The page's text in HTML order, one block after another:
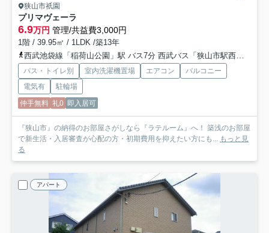
狭山市祇園
プリマヴェーラ
6.9万円 管理/共益費3,000円
1階 / 39.95㎡ / 1LDK /築13年
西武池袋線「稲荷山公園」駅 バス7分 西武バス「狭山市駅西口」 停歩10分
バス・トイレ別 室内洗濯機置場 エアコン
バルコニー
電気有
駐輪場
仲手無料 礼0 即入居可
『狭山市』の納得のお部屋さがしなら『ラテルーム』へ！ 築浅のお部屋
で新生活・入居審査が心配の方・初期費用を抑えたい方にも...
もっと見
る
アパート